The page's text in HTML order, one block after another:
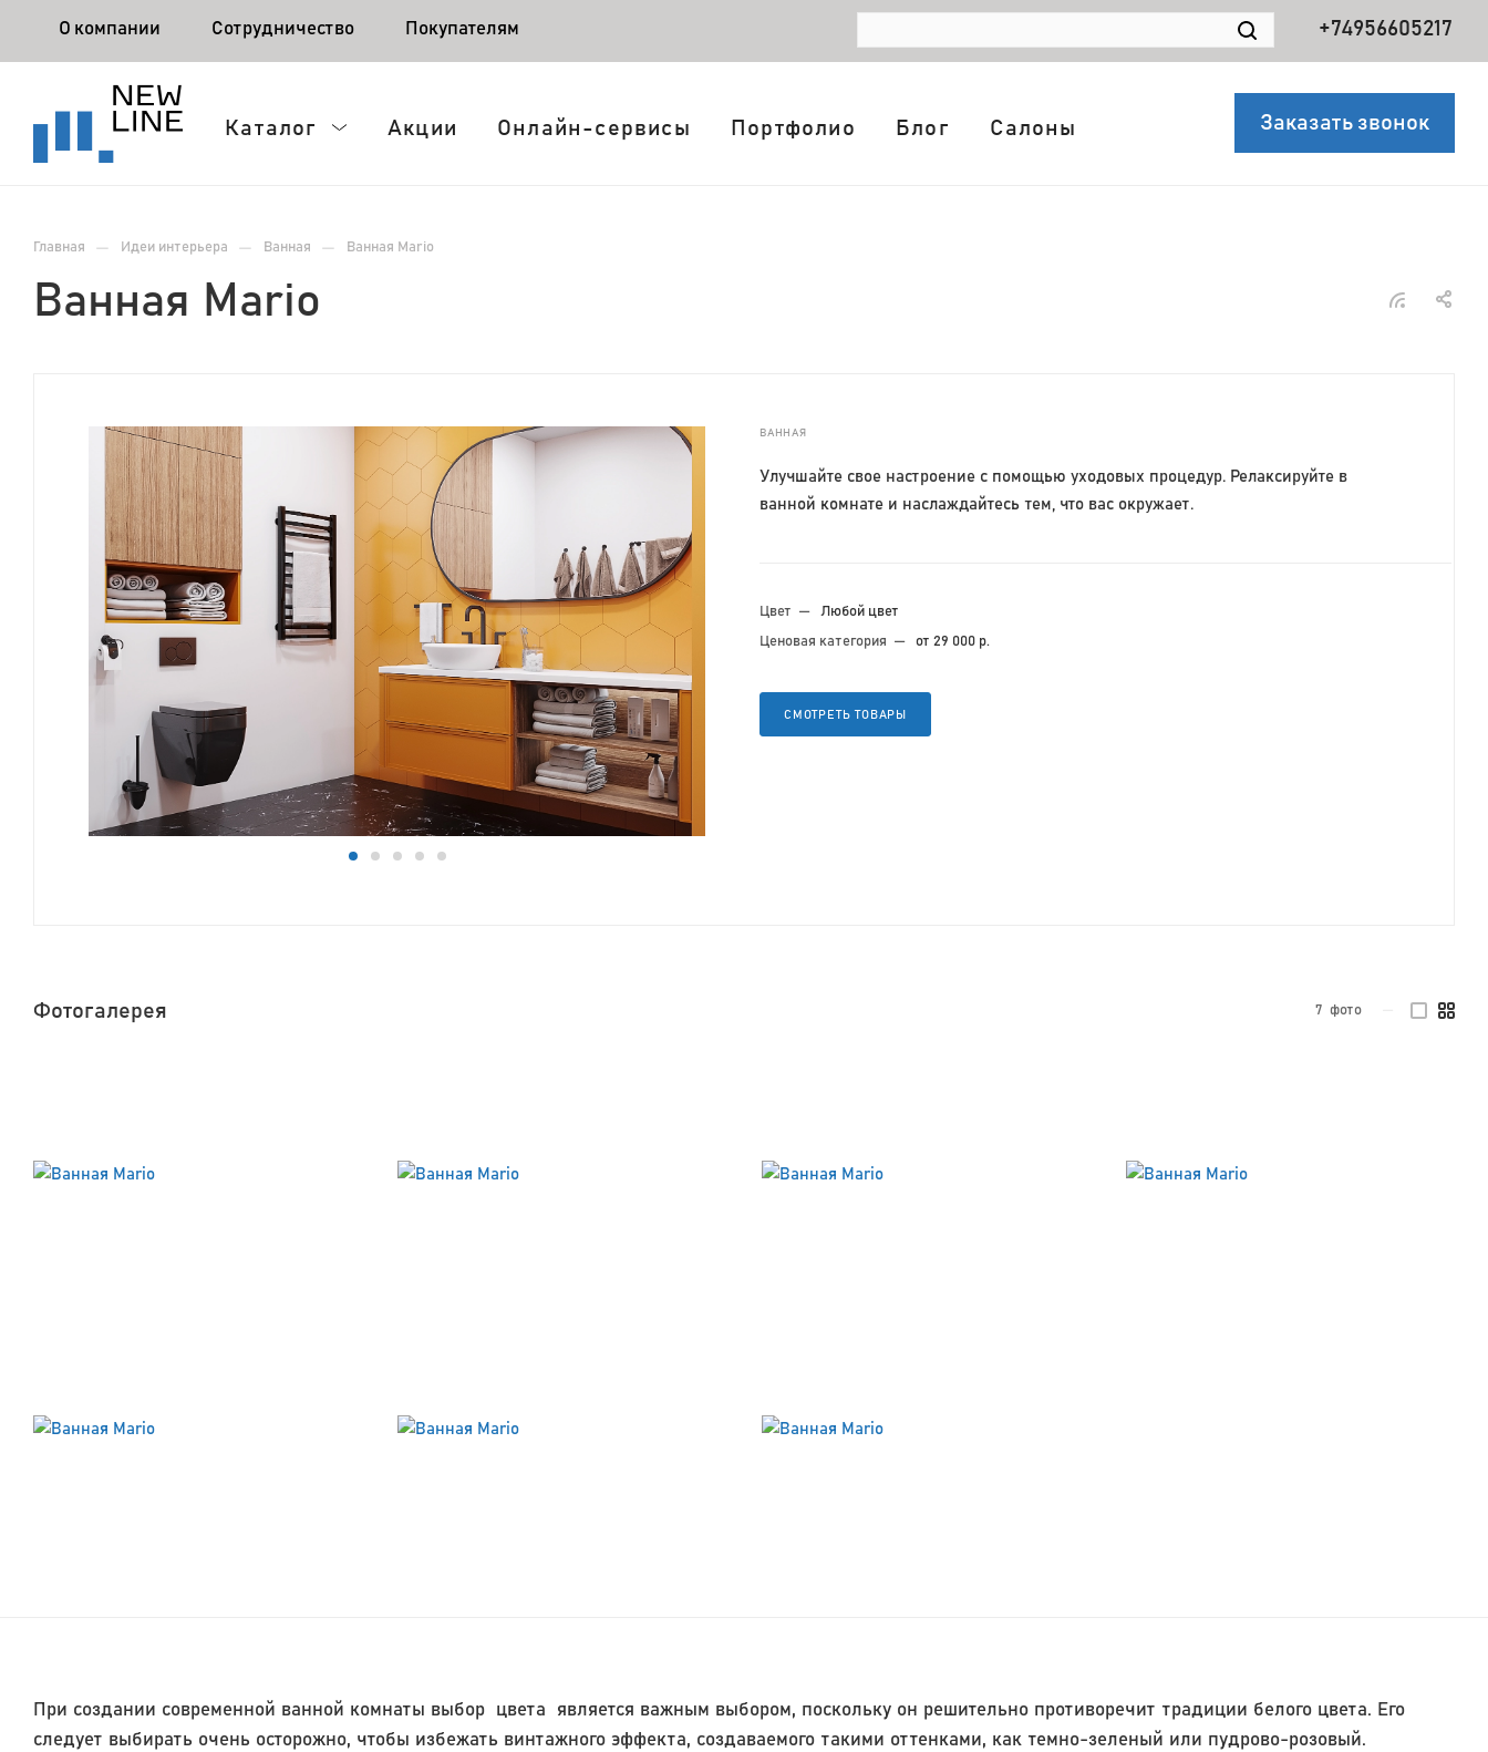
О компании Сотрудничество Покупателям +74956605217
Каталог Акции Онлайн-сервисы Портфолио Блог Салоны Заказать звонок
Главная — Идеи интерьера — Ванная — Ванная Mario
Ванная Mario
ВАННАЯ
Улучшайте свое настроение с помощью уходовых процедур. Релаксируйте в
ванной комнате и наслаждайтесь тем, что вас окружает.
Цвет — Любой цвет
Ценовая категория — от 29 000 р.
СМОТРЕТЬ ТОВАРЫ
Фотогалерея 7 фото
При создании современной ванной комнаты выбор цвета является важным выбором, поскольку он решительно противоречит традиции белого цвета. Его
следует выбирать очень осторожно, чтобы избежать винтажного эффекта, создаваемого такими оттенками, как темно-зеленый или пудрово-розовый.